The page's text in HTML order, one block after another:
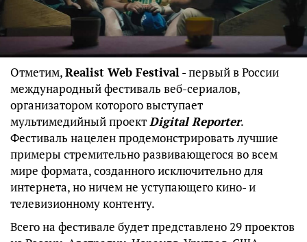
Отметим,Realist Web Festival- первый в России
международный фестиваль веб-сериалов,
организатором которого выступает
мультимедийный проектDigital Reporter.
Фестиваль нацелен продемонстрировать лучшие
примеры стремительно развивающегося во всем
мире формата, созданного исключительно для
интернета, но ничем не уступающего кино- и
телевизионному контенту.
Всего на фестивале будет представлено 29 проектов